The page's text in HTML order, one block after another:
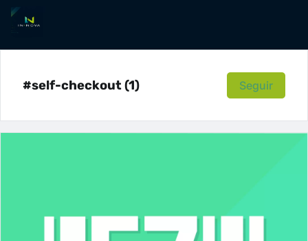
#self-checkout (1) Seguir